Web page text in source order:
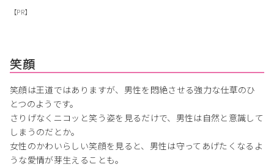
【PR】
笑顔
笑顔は王道ではありますが、男性を悶絶させる強力な仕草のひ
とつのようです。
さりげなくニコッと笑う姿を見るだけで、男性は自然と意識して
しまうのだとか。
女性のかわいらしい笑顔を見ると、男性は守ってあげたくなるよ
うな愛情が芽生えることも。